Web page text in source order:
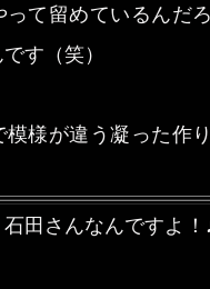
って留めているんだ
す（笑）
様が違う凝った作
田さんなんですよ！